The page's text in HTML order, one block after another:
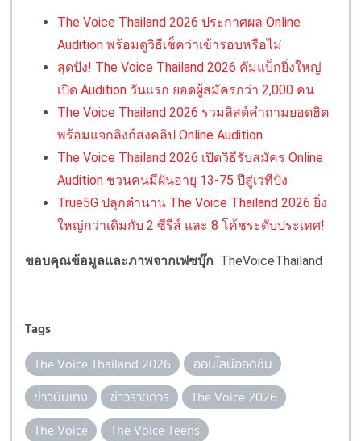
The Voice Thailand 2026 ประกาศผล Online
Audition พร้อมดูวิธีเช็คว่าเข้ารอบหรือไม่
สุดปัง! The Voice Thailand 2026 คัมแบ็กยิ่งใหญ่
เปิด Audition วันแรก ยอดผู้สมัครกว่า 2,000 คน
The Voice Thailand 2026 รวมลิสต์คำถามยอดฮิต
พร้อมแจกลิงก์ส่งคลิป Online Audition
The Voice Thailand 2026 เปิดวิธีรับสมัคร Online
Audition ชวนคนมีฝันอายุ 13-75 ปีสู่เวทีปัง
True5G ปลุกตำนาน The Voice Thailand 2026 ยิ่ง
ใหญ่กว่าเดิมกับ 2 ซีรีส์ และ 8 โค้ชระดับประเทศ!
ขอบคุณข้อมูลและภาพจากเฟซบุ๊ก TheVoiceThailand
Tags
The Voice Thailand 2026
ออนไลน์ออดิชั่น
ข่าวบันเทิง
ข่าวรายการ
The Voice 2026
The Voice
The Voice Teens